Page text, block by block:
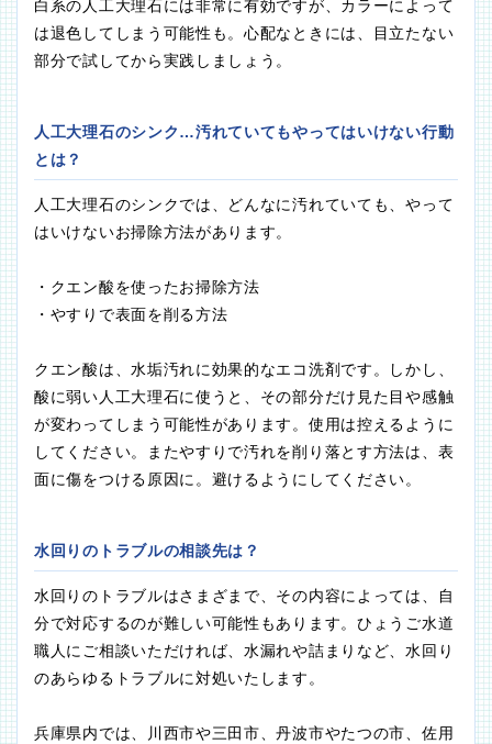
白系の人工大理石には非常に有効ですが、カラーによって
は退色してしまう可能性も。心配なときには、目立たない
部分で試してから実践しましょう。
人工大理石のシンク…汚れていてもやってはいけない行動
とは？
人工大理石のシンクでは、どんなに汚れていても、やって
はいけないお掃除方法があります。
・クエン酸を使ったお掃除方法
・やすりで表面を削る方法
クエン酸は、水垢汚れに効果的なエコ洗剤です。しかし、
酸に弱い人工大理石に使うと、その部分だけ見た目や感触
が変わってしまう可能性があります。使用は控えるように
してください。またやすりで汚れを削り落とす方法は、表
面に傷をつける原因に。避けるようにしてください。
水回りのトラブルの相談先は？
水回りのトラブルはさまざまで、その内容によっては、自
分で対応するのが難しい可能性もあります。ひょうご水道
職人にご相談いただければ、水漏れや詰まりなど、水回り
のあらゆるトラブルに対処いたします。
兵庫県内では、川西市や三田市、丹波市やたつの市、佐用